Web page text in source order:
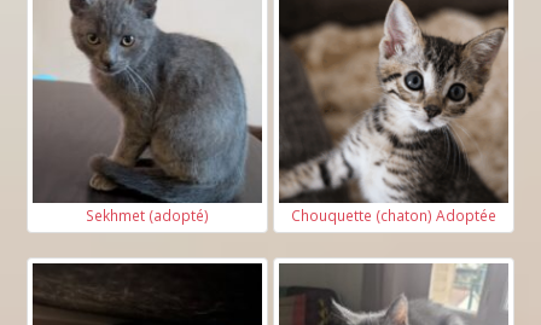
Sekhmet (adopté) Chouquette (chaton) Adoptée